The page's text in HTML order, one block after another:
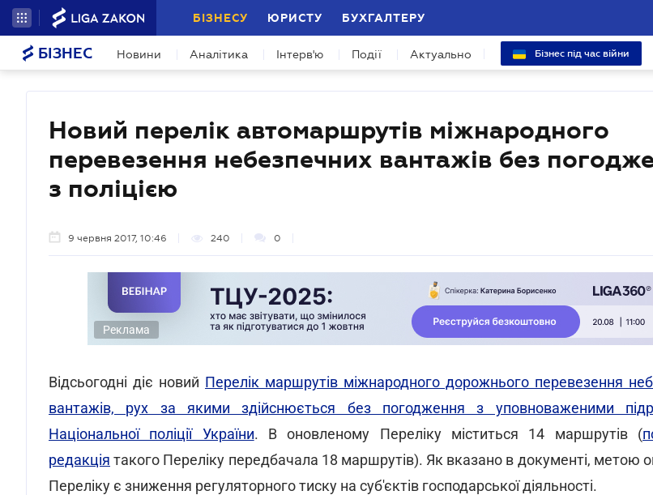
БІЗНЕСУ ЮРИСТУ БУХГАЛТЕРУ
БІЗНЕС Новини Аналітика Інтерв'ю Події Актуально Бізнес під час війни
Новий перелік автомаршрутів міжнародного
перевезення небезпечних вантажів без
з поліцією
9 червня 2017, 10:46 240 0
Реклама
Відсьогодні діє новий Перелік маршрутів міжнародного дорожнього перевезення
вантажів, рух за якими здійснюється без погодження з уповноваженими
Національної поліції України. В оновленому Переліку міститься 14 маршрутів (
редакція такого Переліку передбачала 18 маршрутів). Як вказано в документі, метою
Переліку є зниження регуляторного тиску на суб'єктів господарської діяльності.